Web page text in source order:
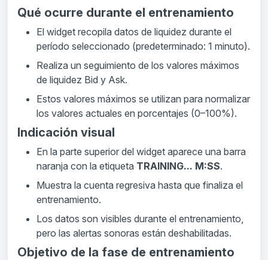
Qué ocurre durante el entrenamiento
El widget recopila datos de liquidez durante el
período seleccionado (predeterminado: 1 minuto).
Realiza un seguimiento de los valores máximos
de liquidez Bid y Ask.
Estos valores máximos se utilizan para normalizar
los valores actuales en porcentajes (0–100%).
Indicación visual
En la parte superior del widget aparece una barra
naranja con la etiqueta TRAINING... M:SS.
Muestra la cuenta regresiva hasta que finaliza el
entrenamiento.
Los datos son visibles durante el entrenamiento,
pero las alertas sonoras están deshabilitadas.
Objetivo de la fase de entrenamiento